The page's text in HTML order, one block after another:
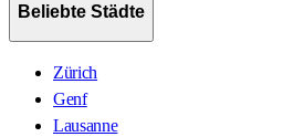
Beliebte Städte
Zürich
Genf
Lausanne